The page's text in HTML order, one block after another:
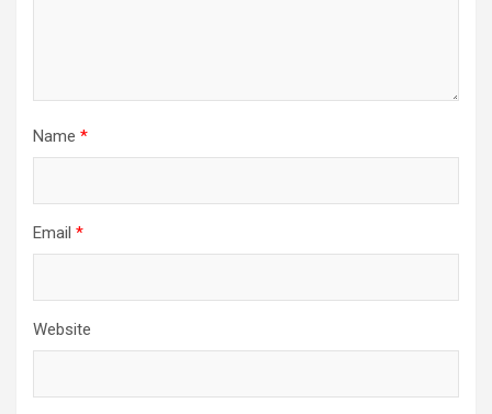
Name *
Email *
Website